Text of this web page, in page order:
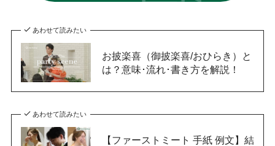
あわせて読みたい
お披楽喜（御披楽喜/おひらき）と
は？意味･流れ･書き方を解説！
あわせて読みたい
【ファーストミート 手紙 例文】結